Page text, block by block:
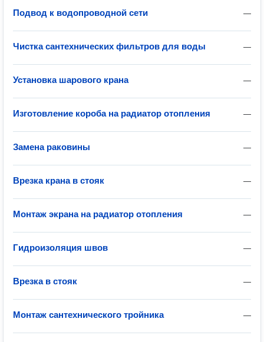
—
Подвод к водопроводной сети
—
Чистка сантехнических фильтров для воды
—
Установка шарового крана
—
Изготовление короба на радиатор отопления
—
Замена раковины
—
Врезка крана в стояк
—
Монтаж экрана на радиатор отопления
—
Гидроизоляция швов
—
Врезка в стояк
—
Монтаж сантехнического тройника